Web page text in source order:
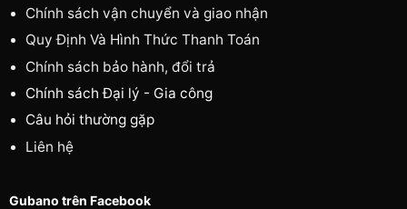
Chính sách vận chuyển và giao nhận
Quy Định Và Hình Thức Thanh Toán
Chính sách bảo hành, đổi trả
Chính sách Đại lý - Gia công
Câu hỏi thường gặp
Liên hệ
Gubano trên Facebook